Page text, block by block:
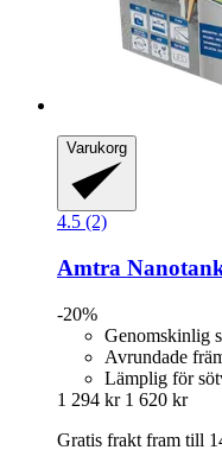
Varukorg
4.5 (2)
Amtra
-20%
Genomskinlig
Avrundade
Lämplig för
1 294 kr 1 620 kr
Gratis frakt fram till